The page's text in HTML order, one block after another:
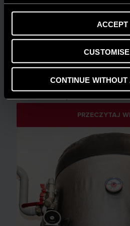
ACCEPT
CUSTOMISE
CONTINUE WITHOUT
WSKAZÓWKI I ROZWIĄZANIA
Jak obliczyć
mieszkania, domu?
PRZECZYTAJ